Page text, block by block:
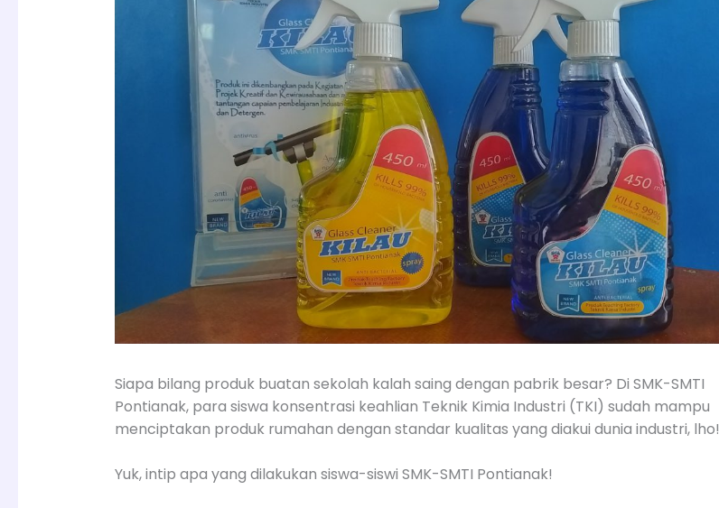
Siapa bilang produk buatan sekolah kalah saing dengan pabrik besar? Di SMK-SMTI
Pontianak, para siswa konsentrasi keahlian Teknik Kimia Industri (TKI) sudah mampu
menciptakan produk rumahan dengan standar kualitas yang diakui dunia industri, lho!
Yuk, intip apa yang dilakukan siswa-siswi SMK-SMTI Pontianak!